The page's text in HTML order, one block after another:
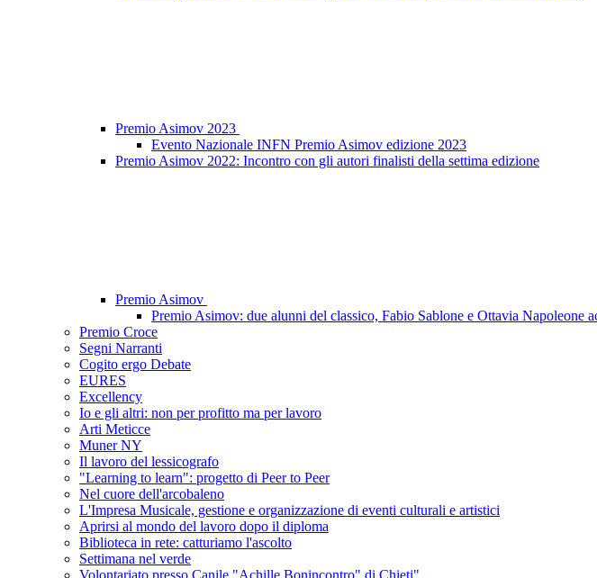
Premio Asimov 2023
Evento Nazionale INFN Premio Asimov edizione 2023
Premio Asimov 2022: Incontro con gli autori finalisti della settima edizione
Premio Asimov
Premio Asimov: due alunni del classico, Fabio Sablone e Ottavia Napoleone
Premio Croce
Segni Narranti
Cogito ergo Debate
EURES
Excellency
Io e gli altri: non per profitto ma per lavoro
Arti Meticce
Muner NY
Il lavoro del lessicografo
"Learning to learn": progetto di Peer to Peer
Nel cuore dell'arcobaleno
L'Impresa Musicale, gestione e organizzazione di eventi culturali e artistici
Aprirsi al mondo del lavoro dopo il diploma
Biblioteca in rete: catturiamo l'ascolto
Settimana nel verde